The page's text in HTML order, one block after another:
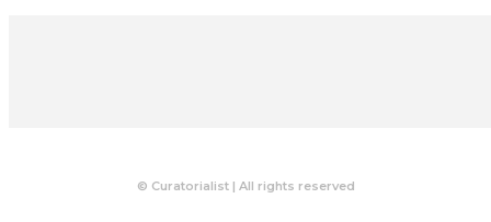
© Curatorialist | All rights reserved